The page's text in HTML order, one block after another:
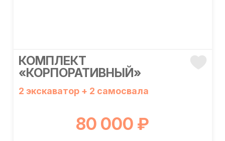
КОМПЛЕКТ
«КОРПОРАТИВНЫЙ»
2 экскаватор + 2 самосвала
80 000 ₽